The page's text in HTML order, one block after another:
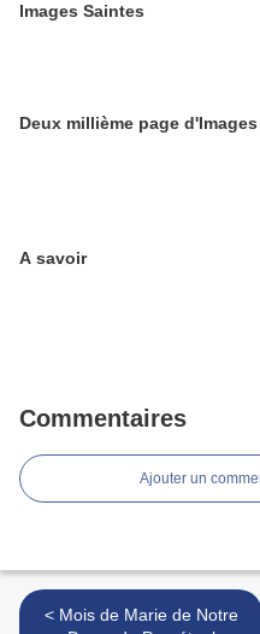
Images Saintes
Deux millième page
A savoir
Commentaires
Ajouter un
< Mois de Marie de Notre